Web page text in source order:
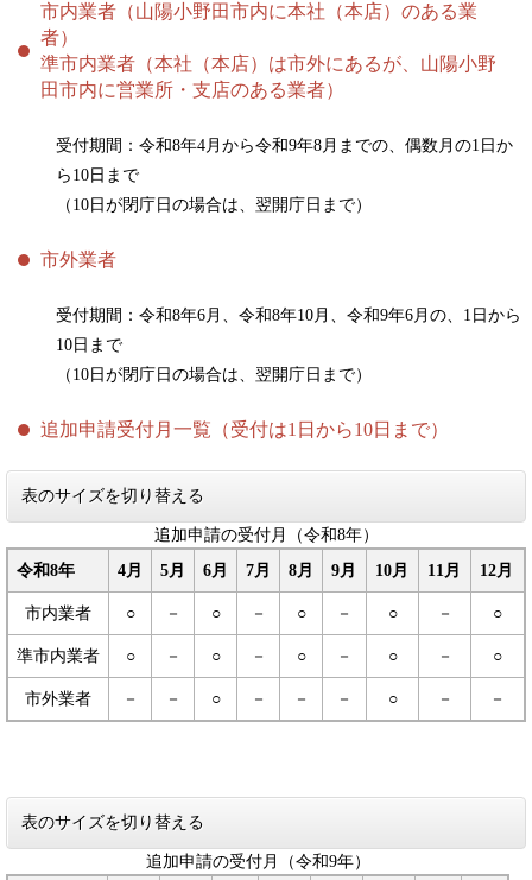
市内業者（山陽小野田市内に本社（本店）のある業
者）
準市内業者（本社（本店）は市外にあるが、山陽小野
田市内に営業所・支店のある業者）
受付期間：令和8年4月から令和9年8月までの、偶数月の1日か
ら10日まで
（10日が閉庁日の場合は、翌開庁日まで）
市外業者
受付期間：令和8年6月、令和8年10月、令和9年6月の、1日から
10日まで
（10日が閉庁日の場合は、翌開庁日まで）
追加申請受付月一覧（受付は1日から10日まで）
表のサイズを切り替える
追加申請の受付月（令和8年）
令和8年
4月 5月 6月 7月 8月 9月 10月 11月 12月
市内業者 ○ － ○ － ○ － ○ － ○
準市内業者 ○ － ○ － ○ － ○ － ○
市外業者 － － ○ － － － ○ － －
表のサイズを切り替える
追加申請の受付月（令和9年）